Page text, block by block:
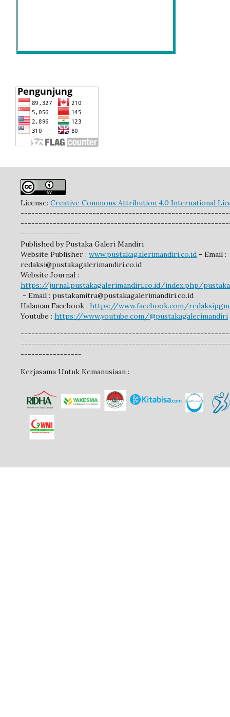
License: Creative Commons Attribution 4.0 International
-----------------
Published by Pustaka Galeri Mandiri
Website Publisher : www.pustakagalerimandiri.co.id - Email :
redaksi@pustakagalerimandiri.co.id
Website Journal :
https://jurnal.pustakagalerimandiri.co.id/index.php/
- Email : pustakamitra@pustakagalerimandiri.co.id
Halaman Facebook : https://www.facebook.com/redaksipgm
Youtube : https://www.youtube.com/@pustakagalerimandiri
-----------------
Kerjasama Untuk Kemanusiaan :